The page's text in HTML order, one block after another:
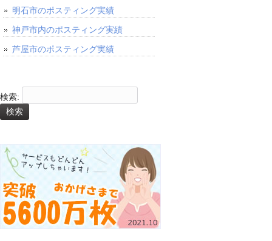
明石市のポスティング実績
神戸市内のポスティング実績
芦屋市のポスティング実績
検索: